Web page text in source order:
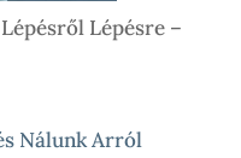
Lépésre –
Nálunk Arról